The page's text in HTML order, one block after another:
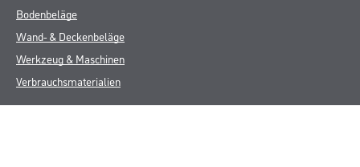
Bodenbeläge
Wand- & Deckenbeläge
Werkzeug & Maschinen
Verbrauchsmaterialien